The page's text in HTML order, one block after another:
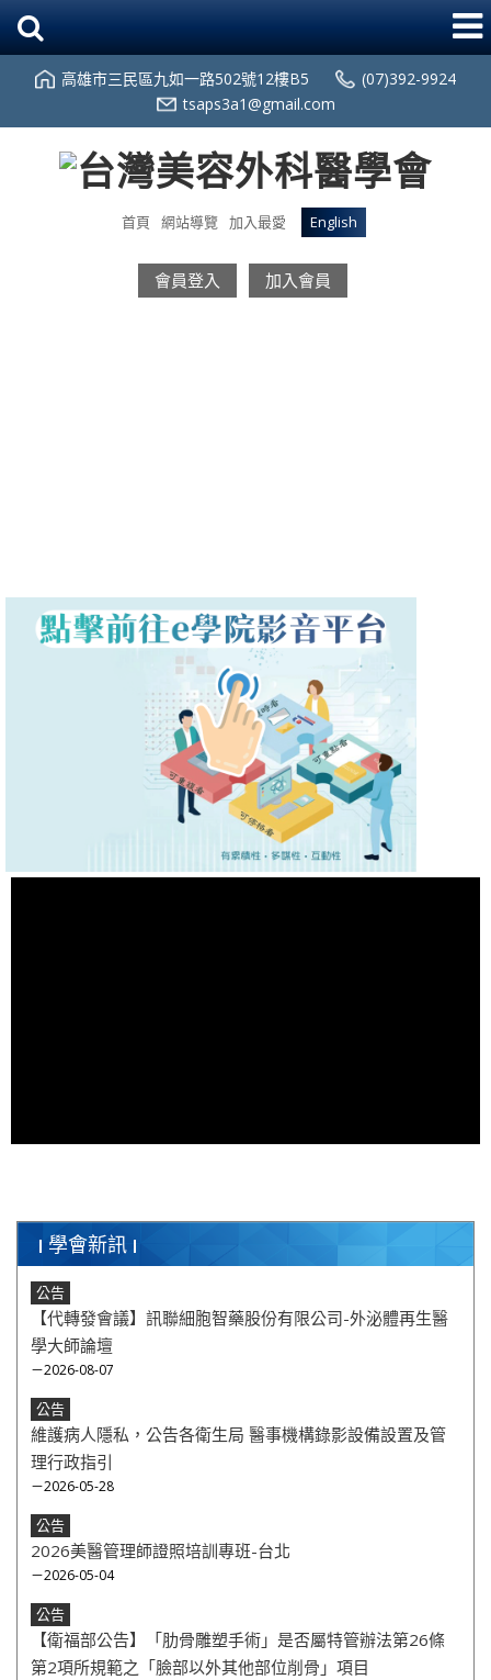
高雄市三民區九如一路502號12樓B5
(07)392-9924
tsaps3a1@gmail.com
首頁 網站導覽 加入最愛 English
會員登入 加入會員
學會新訊
公告
【代轉發會議】訊聯細胞智藥股份有限公司-外泌體再生醫
學大師論壇
－2026-08-07
公告
維護病人隱私，公告各衛生局 醫事機構錄影設備設置及管
理行政指引
－2026-05-28
公告
2026美醫管理師證照培訓專班-台北
－2026-05-04
公告
【衛福部公告】「肋骨雕塑手術」是否屬特管辦法第26條
第2項所規範之「臉部以外其他部位削骨」項目